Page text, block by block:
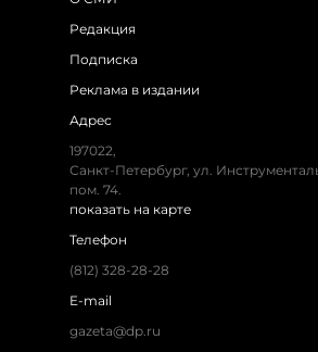
Редакция
Подписка
Реклама в издании
Адрес
197022,
Санкт-Петербург, ул.
пом. 74.
показать на карте
Телефон
(812) 328-28-28
E-mail
gazeta@dp.ru